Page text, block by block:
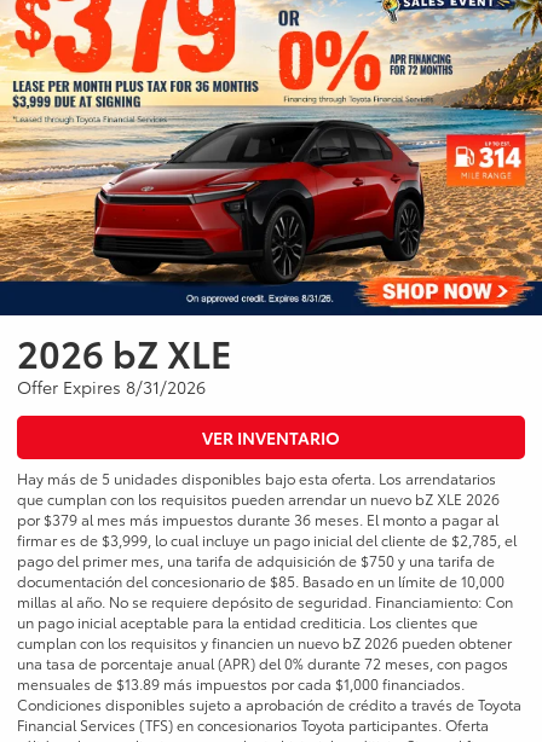
2026 bZ XLE
Offer Expires 8/31/2026
VER INVENTARIO
Hay más de 5 unidades disponibles bajo esta oferta. Los arrendatarios
que cumplan con los requisitos pueden arrendar un nuevo bZ XLE 2026
por $379 al mes más impuestos durante 36 meses. El monto a pagar al
firmar es de $3,999, lo cual incluye un pago inicial del cliente de $2,785, el
pago del primer mes, una tarifa de adquisición de $750 y una tarifa de
documentación del concesionario de $85. Basado en un límite de 10,000
millas al año. No se requiere depósito de seguridad. Financiamiento: Con
un pago inicial aceptable para la entidad crediticia. Los clientes que
cumplan con los requisitos y financien un nuevo bZ 2026 pueden obtener
una tasa de porcentaje anual (APR) del 0% durante 72 meses, con pagos
mensuales de $13.89 más impuestos por cada $1,000 financiados.
Condiciones disponibles sujeto a aprobación de crédito a través de Toyota
Financial Services (TFS) en concesionarios Toyota participantes. Oferta